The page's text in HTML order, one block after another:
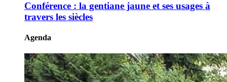
Conférence : la gentiane jaune et ses usages à
travers les siècles
Agenda